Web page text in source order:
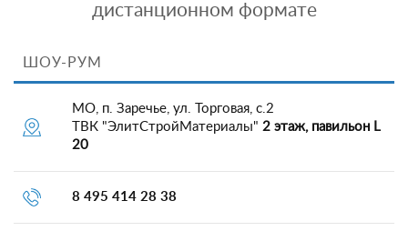
дистанционном формате
ШОУ-РУМ
МО, п. Заречье, ул. Торговая, с.2
ТВК "ЭлитСтройМатериалы" 2 этаж, павильон L
20
8 495 414 28 38